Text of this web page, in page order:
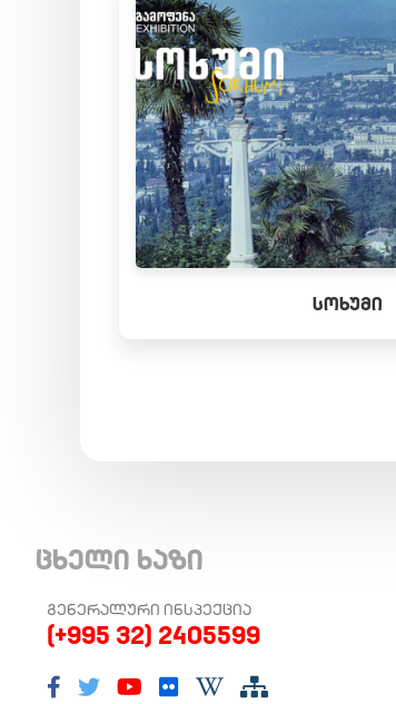
ᲡᲝᲮᲣᲛᲘ
ცხელი ხაზი
ᲒᲔᲜᲔᲠᲐᲚᲣᲠᲘ ᲘᲜᲡᲞᲔᲥᲪᲘᲐ
(+995 32) 2405599